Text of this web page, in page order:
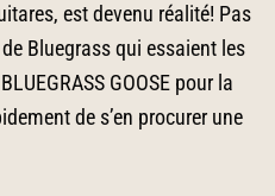
est devenu réalité! Pas
Bluegrass qui essaient les
GOOSE pour la
de s’en procurer une